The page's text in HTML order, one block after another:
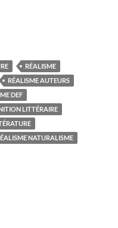
RÉALISME
RÉALISME AUTEURS
DEF
LITTÉRAIRE
NATURALISME